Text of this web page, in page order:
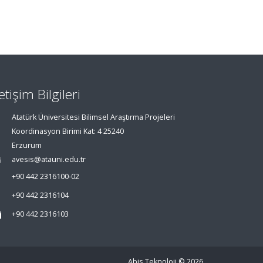
Bilgileri
Atatürk Üniversitesi Bilimsel Araştırma Projeleri
Koordinasyon Birimi Kat: 4 25240
Erzurum
avesis@atauni.edu.tr
+90 442 2316100-02
+90 442 2316104
+90 442 2316103